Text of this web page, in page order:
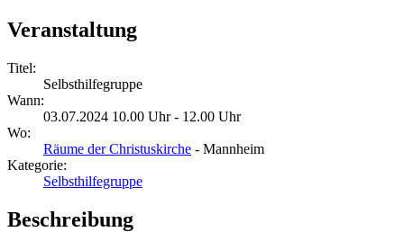
Veranstaltung
Titel:
Selbsthilfegruppe
Wann:
03.07.2024 10.00 Uhr - 12.00 Uhr
Wo:
Räume der Christuskirche - Mannheim
Kategorie:
Selbsthilfegruppe
Beschreibung